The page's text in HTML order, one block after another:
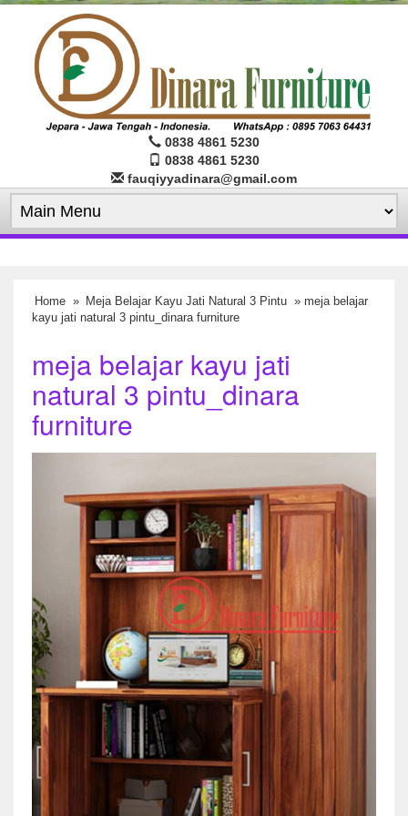
0838 4861 5230
0838 4861 5230
fauqiyyadinara@gmail.com
Home » Meja Belajar Kayu Jati Natural 3 Pintu » meja belajar
kayu jati natural 3 pintu_dinara furniture
meja belajar kayu jati
natural 3 pintu_dinara
furniture